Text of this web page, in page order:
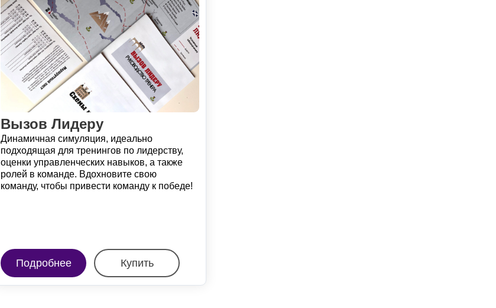
Подробнее Купить
Вызов Лидеру
Динамичная симуляция, идеально
подходящая для тренингов по лидерству,
оценки управленческих навыков, а также
ролей в команде. Вдохновите свою
команду, чтобы привести команду к победе!